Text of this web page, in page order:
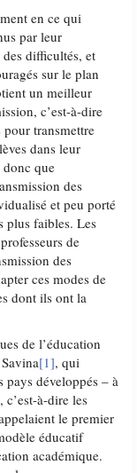
en ce qui
par leur
difficultés, et
sur le plan
un meilleur
c’est-à-dire
pour transmettre
dans leur
donc que
des
et peu porté
plus faibles. Les
de
des
ces modes de
dont ils ont la
de l’éducation
[1], qui
développés – à
à-dire les
le premier
éducatif
académique.